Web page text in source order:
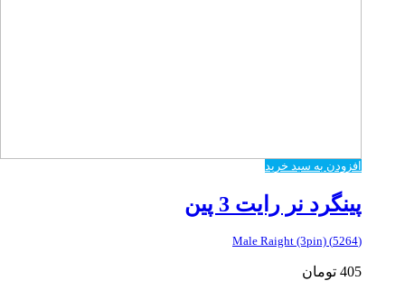
افزودن به سبد خرید
پینگرد نر رایت 3 پین
(5264) Male Raight (3pin)
405 تومان